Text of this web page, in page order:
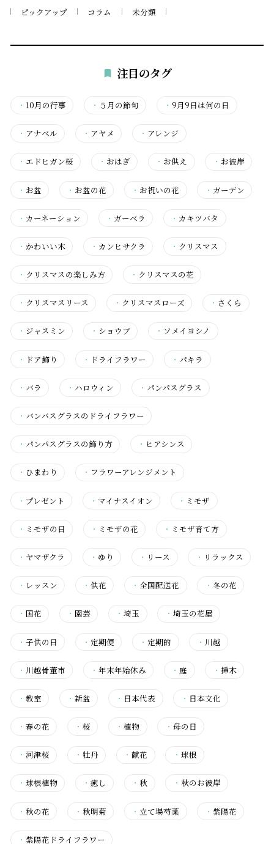
ピックアップ コラム 未分類
注目のタグ
・ 10月の行事 ・ ５月の節句 ・9月9日は何の日
・ アナベル ・ アヤメ ・ アレンジ
・ エドヒガン桜 ・ おはぎ ・ お供え ・ お彼岸
・ お盆 ・ お盆の花 ・ お祝いの花 ・ ガーデン
・ カーネーション ・ ガーベラ ・ カキツバタ
・ かわいい木 ・ カンヒサクラ ・ クリスマス
・ クリスマスの楽しみ方 ・ クリスマスの花
・ クリスマスリース ・ クリスマスローズ ・ さくら
・ ジャスミン ・ ショウブ ・ ソメイヨシノ
・ ドア飾り ・ ドライフラワー ・ パキラ
・ バラ ・ ハロウィン ・ パンパスグラス
・ バンバスグラスのドライフラワー
・ パンパスグラスの飾り方 ・ ヒアシンス
・ ひまわり ・ フラワーアレンジメント
・ プレゼント ・ マイナスイオン ・ ミモザ
・ ミモザの日 ・ ミモザの花 ・ ミモザ育て方
・ ヤマザクラ ・ ゆり ・ リース ・ リラックス
・ レッスン ・供花 ・全国配送花 ・ 冬の花
・ 国花 ・ 園芸 ・埼玉 ・ 埼玉の花屋
・ 子供の日 ・定期便 ・定期的 ・ 川越
・ 川越骨董市 ・年末年始休み ・ 庭 ・ 挿木
・ 教室 ・新盆 ・ 日本代表 ・ 日本文化
・ 春の花 ・桜 ・植物 ・ 母の日
・ 河津桜 ・牡丹 ・献花 ・ 球根
・ 球根植物 ・癒し ・秋 ・ 秋のお彼岸
・ 秋の花 ・秋明菊 ・ 立て場芍薬 ・ 紫陽花
・ 紫陽花ドライフラワー